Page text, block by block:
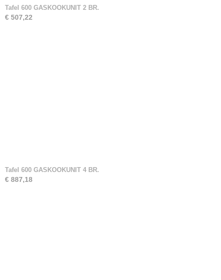
Tafel 600 GASKOOKUNIT 2 BR.
€ 507,22
Tafel 600 GASKOOKUNIT 4 BR.
€ 887,18